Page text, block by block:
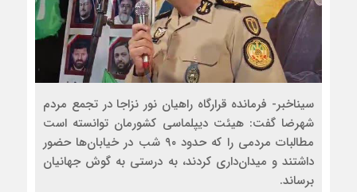
سیناخبر- فرمانده قرارگاه راهیان نور نزاجا در تجمع مردم
شهرضا گفت: هیئت دیپلماسی کشورمان توانسته است
مطالبات مردمی را که حدود ۹۰ شب در خیابان‌ها حضور
داشتند و میدان‌داری کردند، به درستی به گوش جهانیان
برساند.